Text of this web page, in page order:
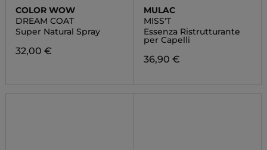
COLOR WOW
DREAM COAT
Super Natural Spray
32,00 €
MULAC
MISS'T
Essenza Ristrutturante
per Capelli
36,90 €